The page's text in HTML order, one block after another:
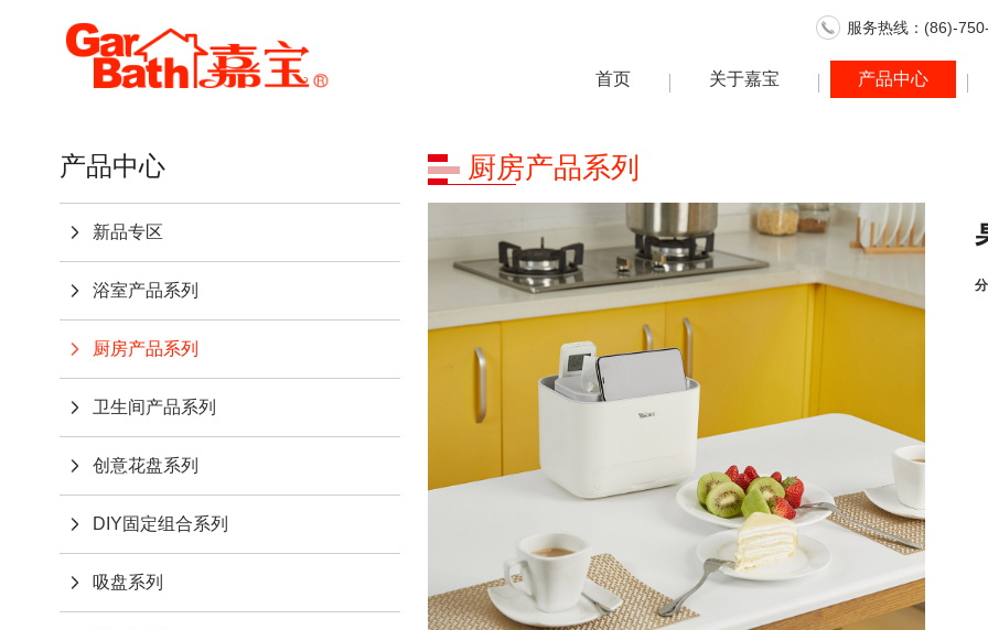
服务热线：(86)-
首页 关于嘉宝 产品中心
产品中心
新品专区
浴室产品系列
厨房产品系列
卫生间产品系列
创意花盘系列
DIY固定组合系列
吸盘系列
厨房产品系列